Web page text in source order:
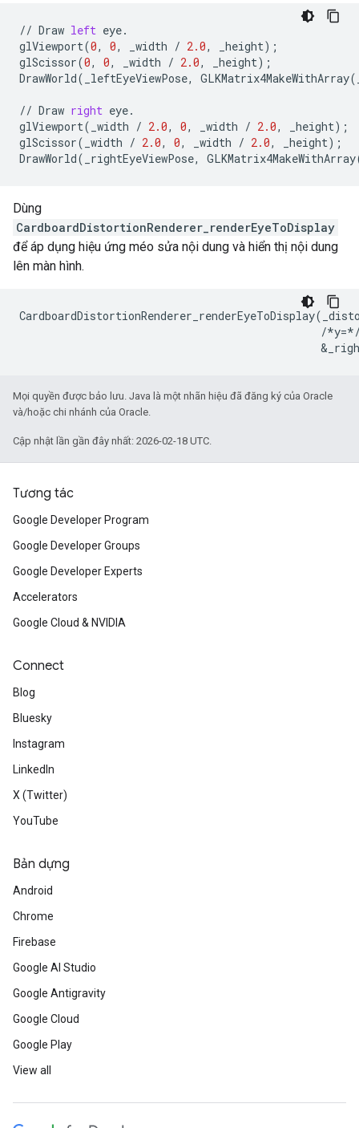
// Draw left eye.
glViewport(0, 0, _width / 2.0, _height);
glScissor(0, 0, _width / 2.0, _height);
DrawWorld( _leftEyeViewPose, GLKMatrix4MakeWithArray(
// Draw right eye.
glViewport( _width / 2.0, 0, _width / 2.0, _height);
glScissor( _width / 2.0, 0, _width / 2.0, _height);
DrawWorld( _rightEyeViewPose, GLKMatrix4MakeWithArray
Dùng
CardboardDistortionRenderer_renderEyeToDisplay
để áp dụng hiệu ứng méo sửa nội dung và hiển thị nội dung
lên màn hình.
/
Mọi quyền được bảo lưu. Java là một nhãn hiệu đã đăng ký của Oracle
và/hoặc chi nhánh của Oracle.
Cập nhật lần gần đây nhất: 2026-02-18 UTC.
Tương tác
Google Developer Program
Google Developer Groups
Google Developer Experts
Accelerators
Google Cloud & NVIDIA
Connect
Blog
Bluesky
Instagram
LinkedIn
X (Twitter)
YouTube
Bản dựng
Android
Chrome
Firebase
Google AI Studio
Google Antigravity
Google Cloud
Google Play
View all